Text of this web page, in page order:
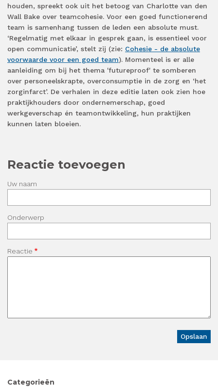
houden, spreekt ook uit het betoog van Charlotte van den
Wall Bake over teamcohesie. Voor een goed functionerend
team is samenhang tussen de leden een absolute must.
‘Regelmatig met elkaar in gesprek gaan, is essentieel voor
open communicatie’, stelt zij (zie: Cohesie - de absolute
voorwaarde voor een goed team). Momenteel is er alle
aanleiding om bij het thema 'futureproof' te somberen
over personeelskrapte, overconsumptie in de zorg en ‘het
zorginfarct’. De verhalen in deze editie laten ook zien hoe
praktijkhouders door ondernemerschap, goed
werkgeverschap én teamontwikkeling, hun praktijken
kunnen laten bloeien.
Reactie toevoegen
Uw naam
Onderwerp
Reactie
Categorieën